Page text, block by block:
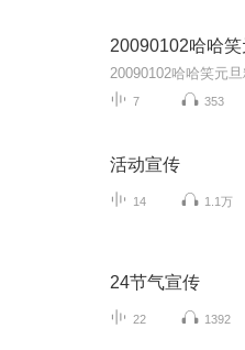
20090102哈哈
20090102哈哈笑元
7 353
活动宣传
14 1.1万
24节气宣传
22 1392